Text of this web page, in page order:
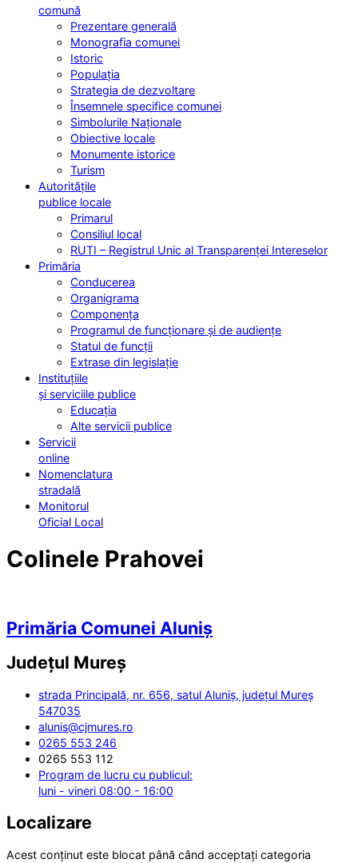
comună
Prezentare generală
Monografia comunei
Istoric
Populația
Strategia de dezvoltare
Însemnele specifice comunei
Simbolurile Naționale
Obiective locale
Monumente istorice
Turism
Autoritățile
publice locale
Primarul
Consiliul local
RUTI – Registrul Unic al Transparenței Intereselor
Primăria
Conducerea
Organigrama
Componența
Programul de funcționare și de audiențe
Statul de funcții
Extrase din legislație
Instituțiile
și serviciile publice
Educația
Alte servicii publice
Servicii
online
Nomenclatura
stradală
Monitorul
Oficial Local
Colinele Prahovei
Primăria Comunei Aluniș
Județul Mureș
strada Principală, nr. 656, satul Aluniș, județul Mureș
547035
alunis@cjmures.ro
0265 553 246
0265 553 112
Program de lucru cu publicul:
luni - vineri 08:00 - 16:00
Localizare
Acest conținut este blocat până când acceptați categoria